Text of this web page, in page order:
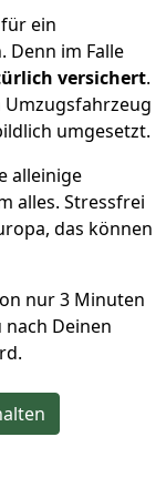
ein
Denn im Falle
versichert.
Umzugsfahrzeug
umgesetzt.
alleinige
alles. Stressfrei
das können
nur3 Minuten
nach Deinen